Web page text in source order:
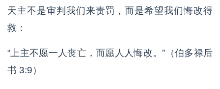
天主不是审判我们来责罚，而是希望我们悔改得
救：
“上主不愿一人丧亡，而愿人人悔改。”（伯多禄后
书 3:9）